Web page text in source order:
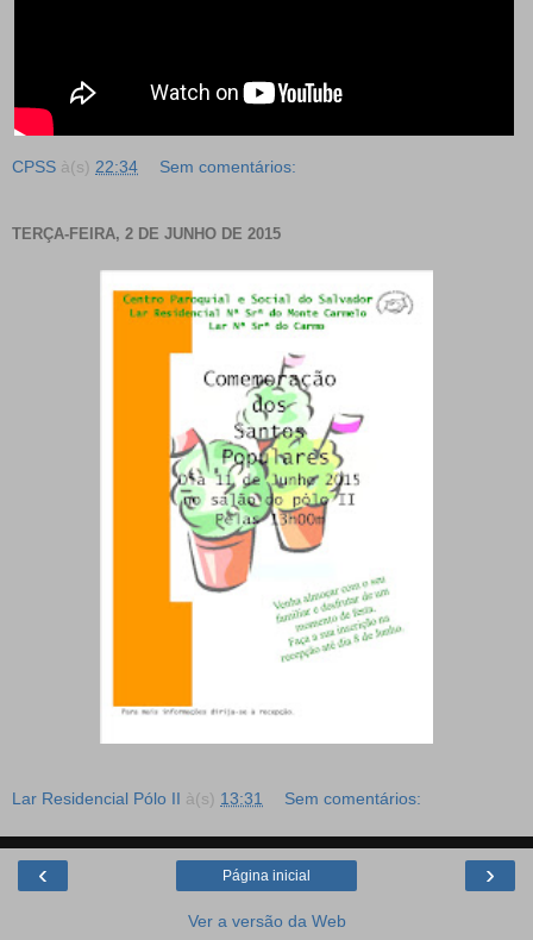
CPSS à(s) 22:34 Sem comentários:
TERÇA-FEIRA, 2 DE JUNHO DE 2015
Lar Residencial Pólo II à(s) 13:31 Sem comentários:
‹ ›
Página inicial
Ver a versão da Web